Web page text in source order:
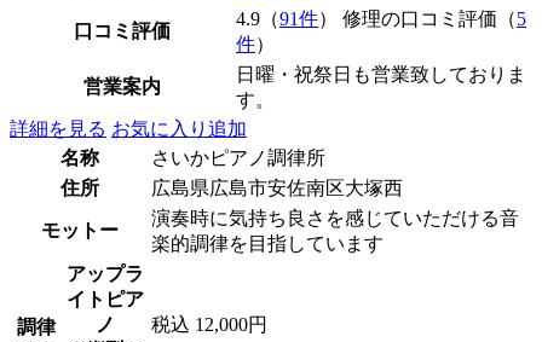
口コミ評価
4.9（91件） 修理の口コミ評価（5
件）
営業案内
日曜・祝祭日も営業致しておりま
す。
詳細を見る お気に入り追加
名称
さいかピアノ調律所
住所
広島県広島市安佐南区大塚西
モットー
演奏時に気持ち良さを感じていただける音
楽的調律を目指しています
調律
アップラ
イトピア
ノ
税込 12,000円